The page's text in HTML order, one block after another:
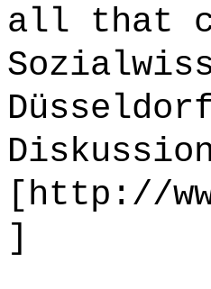
all that
[http://
]